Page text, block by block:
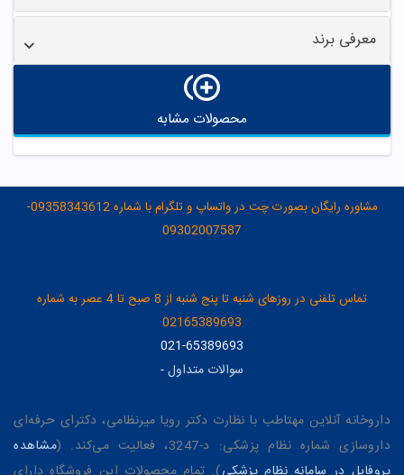
معرفی برند
محصولات مشابه
مشاوره رایگان بصورت چت در واتساپ و تلگرام با شماره 09358343612-
09302007587
تماس تلفنی در روزهای شنبه تا پنج شنبه از 8 صبح تا 4 عصر به شماره
02165389693
021-65389693
سوالات متداول-
داروخانه آنلاین مهتاطب با نظارت دکتر رویا میرنظامی، دکترای حرفه‌ای
داروسازی شماره نظام پزشکی: د-3247، فعالیت می‌کند. (
مشاهده